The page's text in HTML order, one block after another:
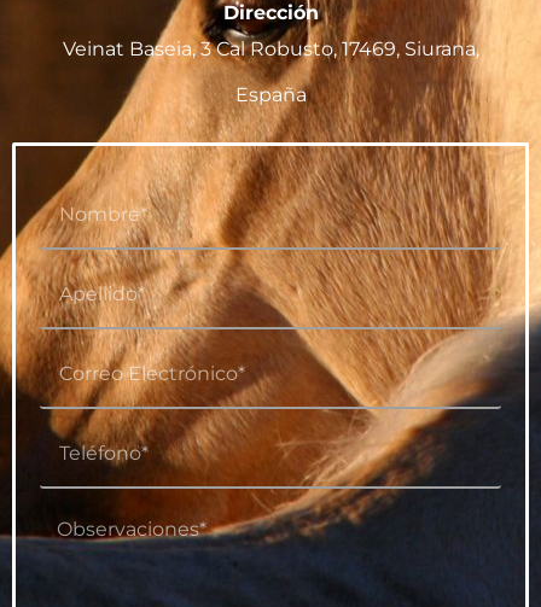
Dirección
Veinat Baseia, 3 Cal Robusto, 17469, Siurana,
España